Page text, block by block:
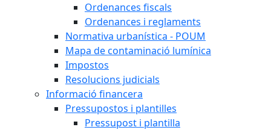
Ordenances fiscals
Ordenances i reglaments
Normativa urbanística - POUM
Mapa de contaminació lumínica
Impostos
Resolucions judicials
Informació financera
Pressupostos i plantilles
Pressupost i plantilla